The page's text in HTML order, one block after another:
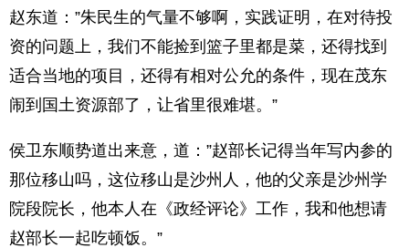
赵东道：”朱民生的气量不够啊，实践证明，在对待投
资的问题上，我们不能捡到篮子里都是菜，还得找到
适合当地的项目，还得有相对公允的条件，现在茂东
闹到国土资源部了，让省里很难堪。”
侯卫东顺势道出来意，道：”赵部长记得当年写内参的
那位移山吗，这位移山是沙州人，他的父亲是沙州学
院段院长，他本人在《政经评论》工作，我和他想请
赵部长一起吃顿饭。”